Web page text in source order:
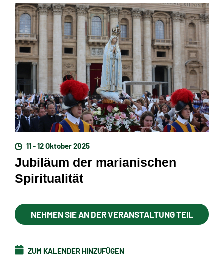
11 - 12 Oktober 2025
Jubiläum der marianischen
Spiritualität
NEHMEN SIE AN DER VERANSTALTUNG TEIL
ZUM KALENDER HINZUFÜGEN